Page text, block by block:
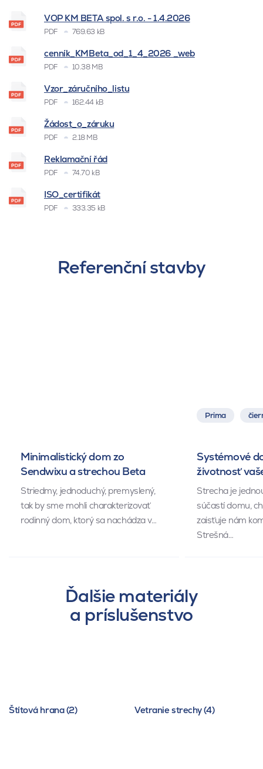
VOP KM BETA spol. s r.o. - 1.4.2026
PDF 769.63 kB
cenník_KMBeta_od_1_4_2026 _web
PDF 10.38 MB
Vzor_záručního_listu
PDF 162.44 kB
Žádost_o_záruku
PDF 2.18 MB
Reklamační řád
PDF 74.70 kB
ISO_certifikát
PDF 333.35 kB
Referenční stavby
Minimalistický dom zo
Sendwixu a strechou Beta
Striedmy, jednoduchý, premyslený,
tak by sme mohli charakterizovať
rodinný dom, ktorý sa nachádza v…
Prima
Systémové
životnosť
Strecha je
súčastí domu,
zaisťuje nám
Strešná…
Ďalšie materiály
a príslušenstvo
Štítová hrana (2) Vetranie strechy (4)